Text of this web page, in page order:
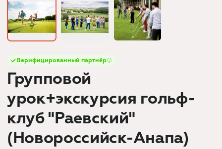
Верифицированный партнёр
Групповой
урок+экскурсия гольф-
клуб "Раевский"
(Новороссийск-Анапа)